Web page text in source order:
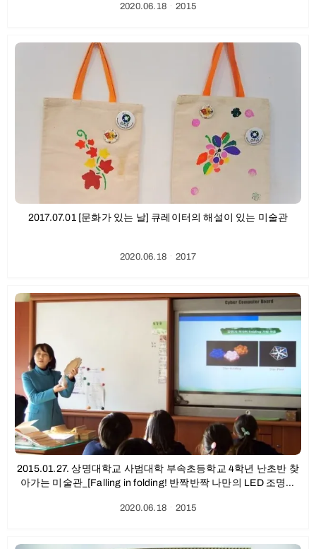
2020.06.18ㆍ2015
2017.07.01 [문화가 있는 날] 큐레이터의 해설이 있는 미술관
2020.06.18ㆍ2017
2015.01.27. 상명대학교 사범대학 부속초등학교 4학년 난초반 찾
아가는 미술관_[Falling in folding! 반짝반짝 나만의 LED 조명등
2020.06.18ㆍ2015